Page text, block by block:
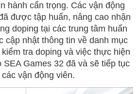
hành cẩn trọng. Các vận động
được tập huấn, nâng cao nhận
doping tại các trung tâm huấn
cập nhật thông tin về danh mục
tra doping và việc thực hiện
SEA Games 32 đã và sẽ tiếp tục
vận động viên.